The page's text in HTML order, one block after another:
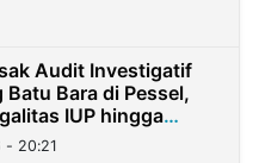
Audit Investigatif
Batu Bara di Pessel,
IUP hingga
- 20:21